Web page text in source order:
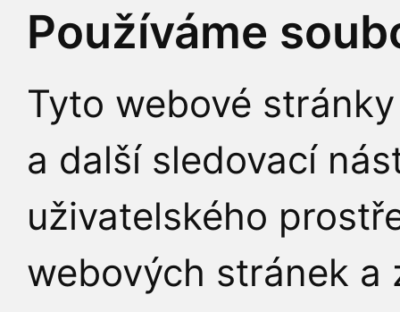
Používáme
Tyto webové
a další sledovací
uživatelského
webových stránek a